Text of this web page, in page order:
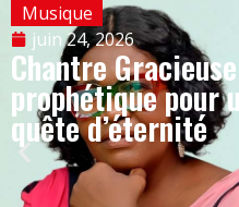
Musique
juin 24, 2026
Chantre
prophétique pour
quête d’éternité